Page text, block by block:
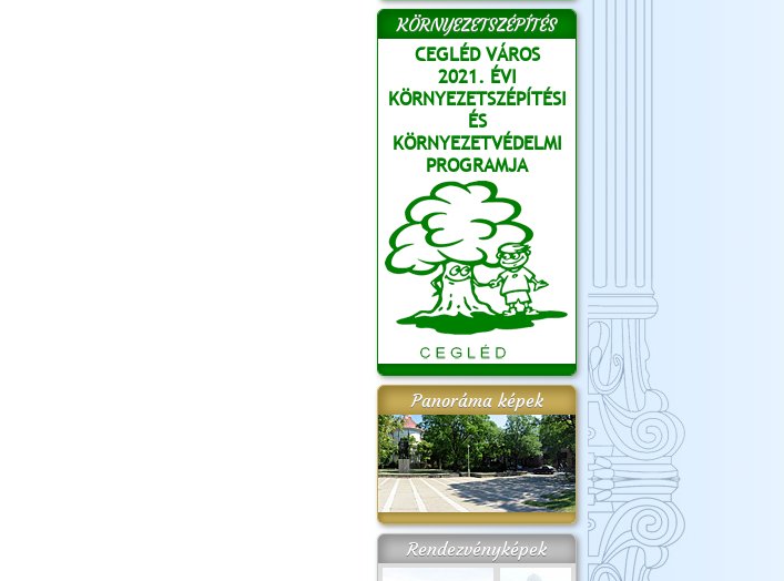
KÖRNYEZETSZÉPÍTÉS
CEGLÉD VÁROS
2021. ÉVI
KÖRNYEZETSZÉPÍTÉSI
ÉS
KÖRNYEZETVÉDELMI
PROGRAMJA
Panoráma képek
Rendezvényképek